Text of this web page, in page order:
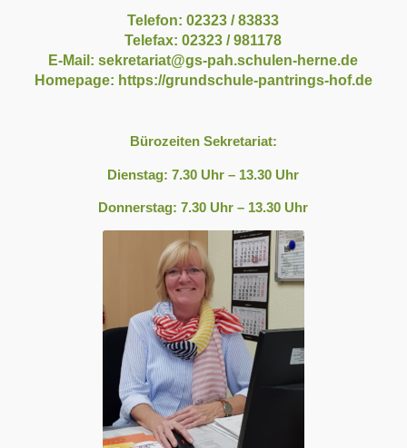
Telefon: 02323 / 83833
Telefax: 02323 / 981178
E-Mail:sekretariat@gs-pah.schulen-herne.de
Homepage: https://grundschule-pantrings-hof.de
Bürozeiten Sekretariat:
Dienstag: 7.30 Uhr – 13.30 Uhr
Donnerstag: 7.30 Uhr – 13.30 Uhr